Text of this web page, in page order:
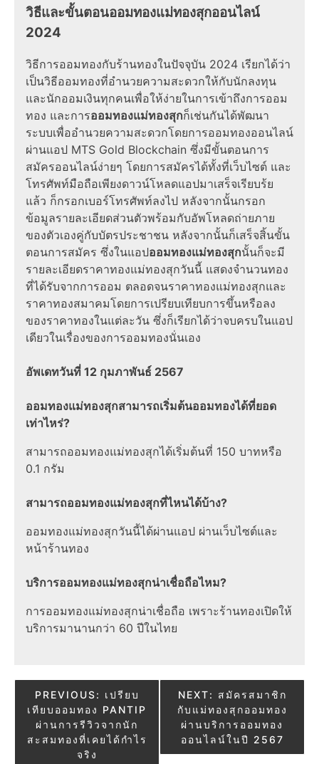
วิธีและขั้นตอนออมทองแม่ทองสุกออนไลน์
2024
วิธีการออมทองกับร้านทองในปัจจุบัน 2024 เรียกได้ว่า
เป็นวิธีออมทองที่อำนวยความสะดวกให้กับนักลงทุน
และนักออมเงินทุกคนเพื่อให้ง่ายในการเข้าถึงการออม
ทอง และการออมทองแม่ทองสุกก็เช่นกันได้พัฒนา
ระบบเพื่ออำนวยความสะดวกโดยการออมทองออนไลน์
ผ่านแอป MTS Gold Blockchain ซึ่งมีขั้นตอนการ
สมัครออนไลน์ง่ายๆ โดยการสมัครได้ทั้งที่เว็บไซต์ และ
โทรศัพท์มือถือเพียงดาวน์โหลดแอปมาเสร็จเรียบร้ย
แล้ว ก็กรอกเบอร์โทรศัพท์ลงไป หลังจากนั้นกรอก
ข้อมูลรายละเอียดส่วนตัวพร้อมกับอัพโหลดถ่ายภาย
ของตัวเองคู่กับบัตรประชาชน หลังจากนั้นก็เสร็จสิ้นขั้น
ตอนการสมัคร ซึ่งในแอปออมทองแม่ทองสุกนั้นก็จะมี
รายละเอียดราคาทองแม่ทองสุกวันนี้ แสดงจำนวนทอง
ที่ได้รับจากการออม ตลอดจนราคาทองแม่ทองสุกและ
ราคาทองสมาคมโดยการเปรียบเทียบการขึ้นหรือลง
ของราคาทองในแต่ละวัน ซึ่งก็เรียกได้ว่าจบครบในแอป
เดียวในเรื่องของการออมทองนั่นเอง
อัพเดทวันที่ 12 กุมภาพันธ์ 2567
ออมทองแม่ทองสุกสามารถเริ่มต้นออมทองได้ที่ยอด
เท่าไหร่?
สามารถออมทองแม่ทองสุกได้เริ่มต้นที่ 150 บาทหรือ
0.1 กรัม
สามารถออมทองแม่ทองสุกที่ไหนได้บ้าง?
ออมทองแม่ทองสุกวันนี้ได้ผ่านแอป ผ่านเว็บไซต์และ
หน้าร้านทอง
บริการออมทองแม่ทองสุกน่าเชื่อถือไหม?
การออมทองแม่ทองสุกน่าเชื่อถือ เพราะร้านทองเปิดให้
บริการมานานกว่า 60 ปีในไทย
Post
navigation
PREVIOUS: เปรียบ
เทียบออมทอง PANTIP
ผ่านการรีวิวจากนัก
สะสมทองที่เคยได้กำไร
จริง
NEXT: สมัครสมาชิก
กับแม่ทองสุกออมทอง
ผ่านบริการออมทอง
ออนไลน์ในปี 2567